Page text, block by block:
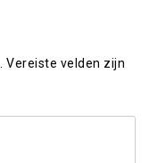
Vereiste velden zijn